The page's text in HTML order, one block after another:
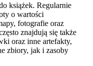
książek. Regularnie
o wartości
fotografie oraz
znajdują się także
oraz inne artefakty,
zbiory, jak i zasoby